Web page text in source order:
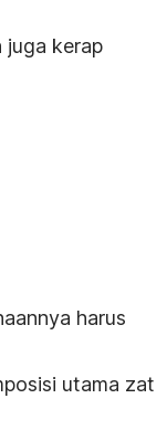
juga kerap
harus
utama zat